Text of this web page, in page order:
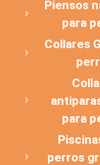
Piensos
para
Collares
para
perros